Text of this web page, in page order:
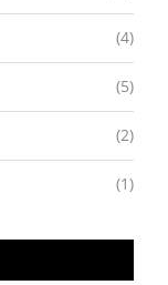
(4)
(5)
(2)
(1)